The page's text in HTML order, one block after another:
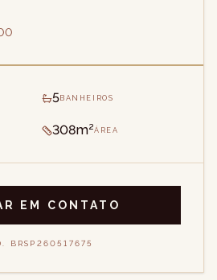
5 BANHEIROS
308m²ÁREA
EM CONTATO
BRSP260517675